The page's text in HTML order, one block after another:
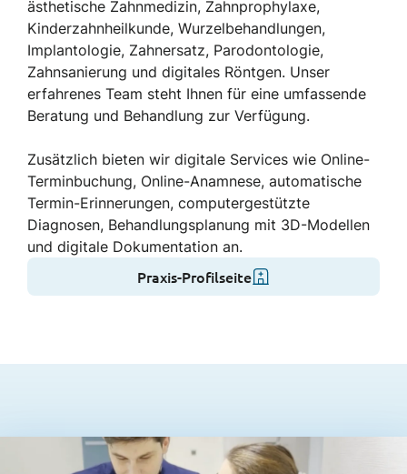
ästhetische Zahnmedizin, Zahnprophylaxe,
Kinderzahnheilkunde, Wurzelbehandlungen,
Implantologie, Zahnersatz, Parodontologie,
Zahnsanierung und digitales Röntgen. Unser
erfahrenes Team steht Ihnen für eine umfassende
Beratung und Behandlung zur Verfügung.
Zusätzlich bieten wir digitale Services wie Online-
Terminbuchung, Online-Anamnese, automatische
Termin-Erinnerungen, computergestützte
Diagnosen, Behandlungsplanung mit 3D-Modellen
und digitale Dokumentation an.
Praxis-Profilseite